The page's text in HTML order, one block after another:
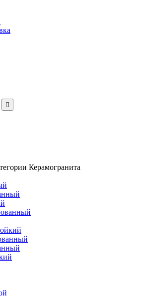

Керамогранита